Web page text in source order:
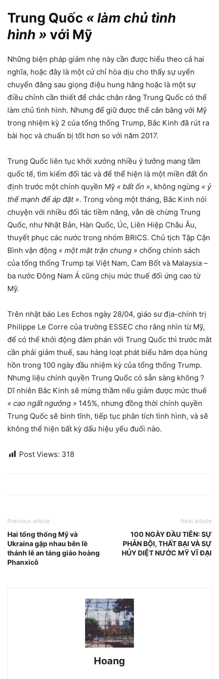
Trung Quốc « làm chủ tình
hình » với Mỹ
Những biện pháp giảm nhẹ này cần được hiểu theo cả hai
nghĩa, hoặc đây là một cử chỉ hòa dịu cho thấy sự uyển
chuyển đằng sau giọng điệu hung hăng hoặc là một sự
điều chỉnh cần thiết để chắc chắn rằng Trung Quốc có thể
làm chủ tình hình. Nhưng để giữ được thế cân bằng với Mỹ
trong nhiệm kỳ 2 của tổng thống Trump, Bắc Kinh đã rút ra
bài học và chuẩn bị tốt hơn so với năm 2017.
Trung Quốc liên tục khởi xướng nhiều ý tưởng mang tầm
quốc tế, tìm kiếm đối tác và để thể hiện là một miền đất ổn
định trước một chính quyền Mỹ « bất ổn », không ngừng « ỷ
thế mạnh để áp đặt ». Trong vòng một tháng, Bắc Kinh nói
chuyện với nhiều đối tác tiềm năng, vẫn dè chừng Trung
Quốc, như Nhật Bản, Hàn Quốc, Úc, Liên Hiệp Châu Âu,
thuyết phục các nước trong nhóm BRICS. Chủ tịch Tập Cận
Bình vận động « một mặt trận chung » chống chính sách
của tổng thống Trump tại Việt Nam, Cam Bốt và Malaysia –
ba nước Đông Nam Á cũng chịu mức thuế đối ứng cao từ
Mỹ.
Trên nhật báo Les Echos ngày 28/04, giáo sư địa-chính trị
Philippe Le Corre của trường ESSEC cho rằng nhìn từ Mỹ,
để có thể khởi động đàm phán với Trung Quốc thì trước mắt
cần phải giảm thuế, sau hàng loạt phát biểu hăm dọa hùng
hồn trong 100 ngày đầu nhiệm kỳ của tổng thống Trump.
Nhưng liệu chính quyền Trung Quốc có sẵn sàng không ?
Dĩ nhiên Bắc Kinh sẽ mừng thầm nếu giảm được mức thuế
« cao ngất ngưởng » 145%, nhưng đồng thời chính quyền
Trung Quốc sẽ bình tĩnh, tiếp tục phân tích tình hình, và sẽ
không thể hiện bất kỳ dấu hiệu yếu đuối nào.
Post Views: 318
Previous article
Hai tổng thống Mỹ và
Ukraina gặp nhau bên lề
thánh lễ an táng giáo hoàng
Phanxicô
Next article
100 NGÀY ĐẦU TIÊN: SỰ
PHẢN BỘI, THẤT BẠI VÀ SỰ
HỦY DIỆT NƯỚC MỸ VĨ ĐẠI
Hoang